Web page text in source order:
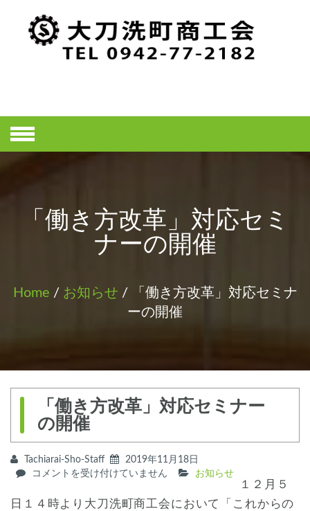
content
会ホームペー
「働き方改革」対応セミ
ナーの開催
Home / お知らせ / 「働き方改革」対応セミナ
ーの開催
「働き方改革」対応セミナー
の開催
Tachiarai-Sho-Staff
2019年11月18日
「働
方
コメントを受け付けていません お知らせ
１２月５
日１４時より大刀洗町商工会において「これからの